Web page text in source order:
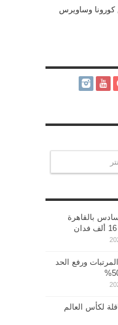
كورونا وساويرس
بالقاهرة
المرتبات ورفع الحد
لكأس العالم